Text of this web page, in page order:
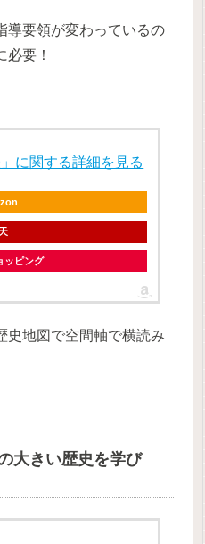
導要領が変わっているの
必要！
に関する詳細を見る
ッピング
史地図で空間軸で横読み
大きい歴史を学び